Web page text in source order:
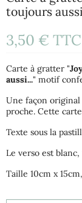
toujours
3,50 € TTC
Carte à gratter "
aussi..." motif
Une façon original
proche. Cette
Texte sous la
Le verso est
Taille 10cm x